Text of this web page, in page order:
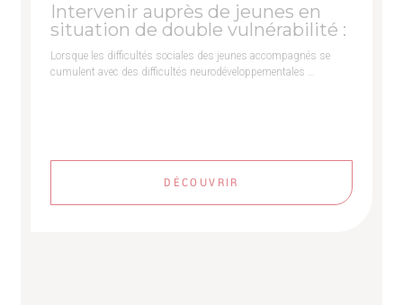
Intervenir auprès de jeunes en
situation de double vulnérabilité :
Lorsque les difficultés sociales des jeunes accompagnés se
cumulent avec des difficultés neurodéveloppementales …
DÉCOUVRIR